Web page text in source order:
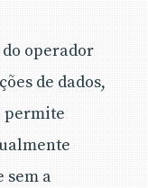
operador
de dados,
permite
sem a